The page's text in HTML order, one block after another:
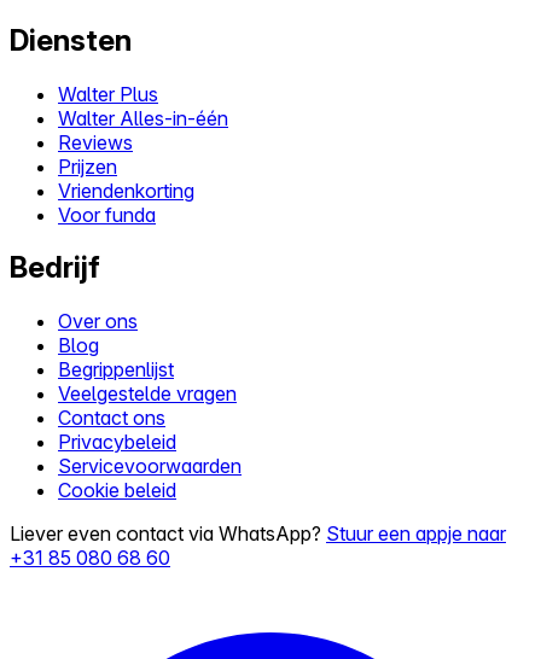
Diensten
Walter Plus
Walter Alles-in-één
Reviews
Prijzen
Vriendenkorting
Voor funda
Bedrijf
Over ons
Blog
Begrippenlijst
Veelgestelde vragen
Contact ons
Privacybeleid
Servicevoorwaarden
Cookie beleid
Liever even contact via WhatsApp? Stuur een appje naar
+31 85 080 68 60